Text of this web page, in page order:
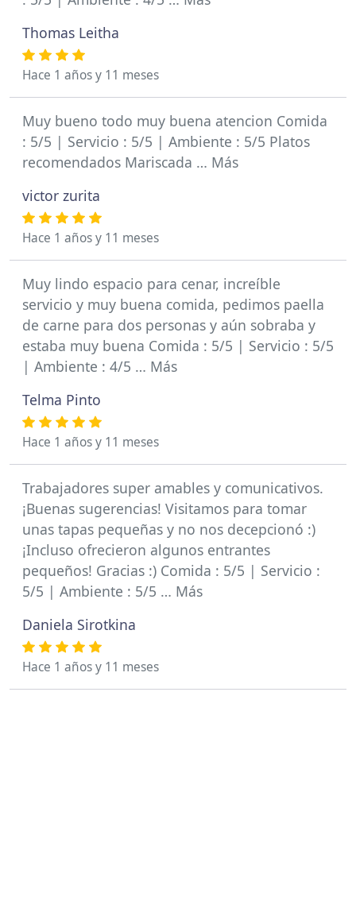
Thomas Leitha
Hace 1 años y 11 meses
Muy bueno todo muy buena atencion Comida
: 5/5 | Servicio : 5/5 | Ambiente : 5/5 Platos
recomendados Mariscada … Más
victor zurita
Hace 1 años y 11 meses
Muy lindo espacio para cenar, increíble
servicio y muy buena comida, pedimos paella
de carne para dos personas y aún sobraba y
estaba muy buena Comida : 5/5 | Servicio : 5/5
| Ambiente : 4/5 … Más
Telma Pinto
Hace 1 años y 11 meses
Trabajadores super amables y comunicativos.
¡Buenas sugerencias! Visitamos para tomar
unas tapas pequeñas y no nos decepcionó :)
¡Incluso ofrecieron algunos entrantes
pequeños! Gracias :) Comida : 5/5 | Servicio :
5/5 | Ambiente : 5/5 … Más
Daniela Sirotkina
Hace 1 años y 11 meses